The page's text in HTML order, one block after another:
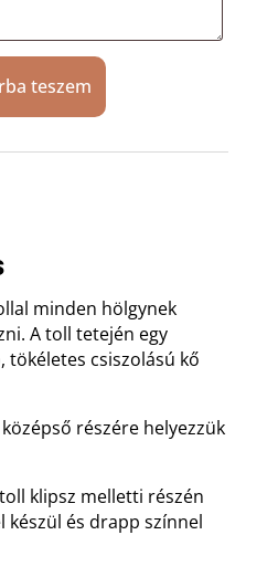
teszem
minden hölgynek
A toll tetején egy
tökéletes csiszolású kő
részére helyezzük
klipsz melletti részén
készül és drapp színnel